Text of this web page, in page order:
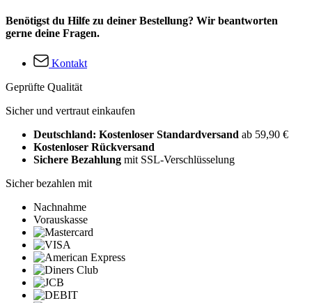
Benötigst du Hilfe zu deiner Bestellung? Wir beantworten
gerne deine Fragen.
Kontakt
Geprüfte Qualität
Sicher und vertraut einkaufen
Deutschland: Kostenloser Standardversand ab 59,90 €
Kostenloser Rückversand
Sichere Bezahlung mit SSL-Verschlüsselung
Sicher bezahlen mit
Nachnahme
Vorauskasse